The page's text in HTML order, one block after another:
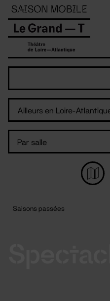
Panneau de gestion des cookies